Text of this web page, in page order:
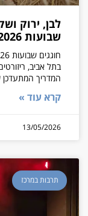
לבן, ירוק
שבועות 2026
בתל אביב,
המדריך המתעדכן
קרא עוד »
13/05/2026
תרבות במרכז